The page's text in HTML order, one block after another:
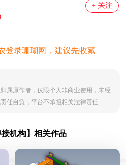
+ 关注
登录珊瑚网，建议先收藏
属原作者，仅限个人非商业使用，未经
任自负，平台不承担相关法律责任
接机构】相关作品